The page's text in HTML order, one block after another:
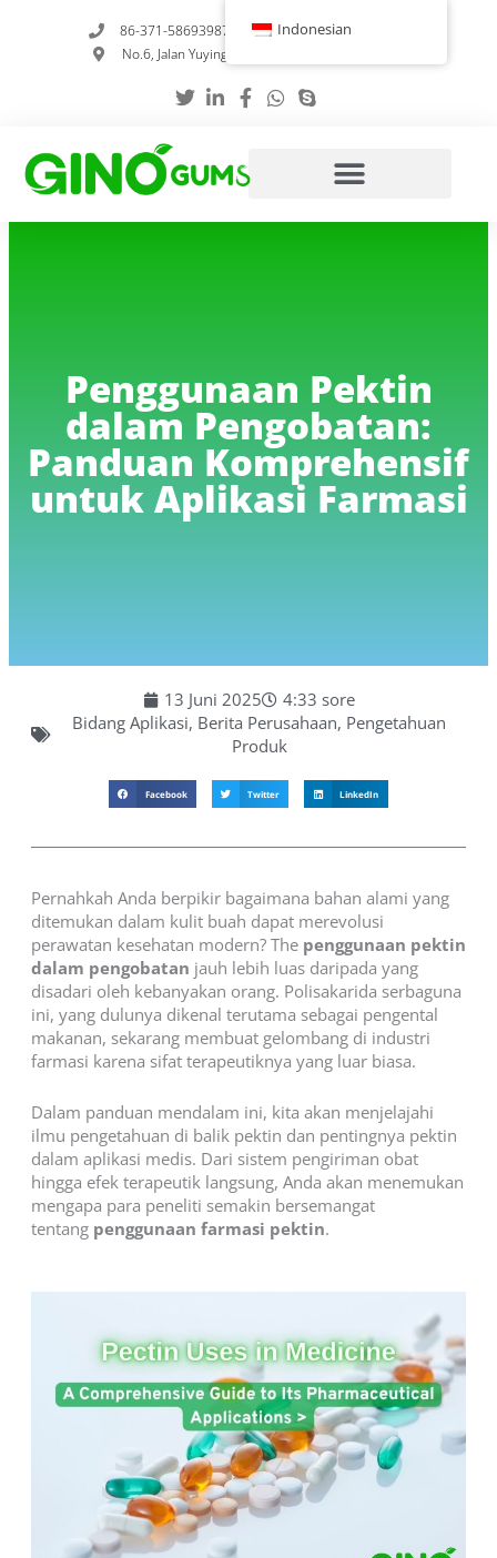
86-371-58693987
info@gumstabilizer.com
No.6, Jalan Yuying, Zhengzhou, Henan, Tiongkok
Penggunaan Pektin
dalam Pengobatan:
Panduan Komprehensif
untuk Aplikasi Farmasi
13 Juni 2025
4:33 sore
Bidang Aplikasi, Berita Perusahaan, Pengetahuan
Produk
Facebook Twitter LinkedIn
Pernahkah Anda berpikir bagaimana bahan alami yang
ditemukan dalam kulit buah dapat merevolusi
perawatan kesehatan modern? The penggunaan pektin
dalam pengobatan jauh lebih luas daripada yang
disadari oleh kebanyakan orang. Polisakarida serbaguna
ini, yang dulunya dikenal terutama sebagai pengental
makanan, sekarang membuat gelombang di industri
farmasi karena sifat terapeutiknya yang luar biasa.
Dalam panduan mendalam ini, kita akan menjelajahi
ilmu pengetahuan di balik pektin dan pentingnya pektin
dalam aplikasi medis. Dari sistem pengiriman obat
hingga efek terapeutik langsung, Anda akan menemukan
mengapa para peneliti semakin bersemangat
tentang penggunaan farmasi pektin.
Indonesian